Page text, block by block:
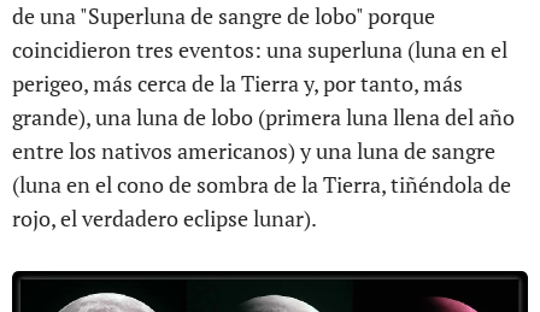
de una "Superluna de sangre de lobo" porque
coincidieron tres eventos: una superluna (luna en el
perigeo, más cerca de la Tierra y, por tanto, más
grande), una luna de lobo (primera luna llena del año
entre los nativos americanos) y una luna de sangre
(luna en el cono de sombra de la Tierra, tiñéndola de
rojo, el verdadero eclipse lunar).